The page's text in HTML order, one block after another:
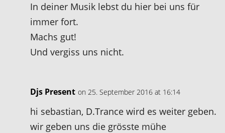
In deiner Musik lebst du hier bei uns für
immer fort.
Machs gut!
Und vergiss uns nicht.
Djs Present on 25. September 2016 at 16:14
hi sebastian, D.Trance wird es weiter geben.
wir geben uns die grösste mühe